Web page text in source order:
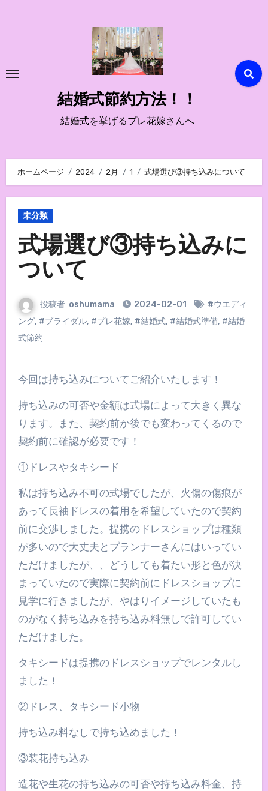
キ
結婚式節約方法！！
結婚式を挙げるプレ花嫁さんへ
ホームページ 2024 2月 1 式場選び③持ち込みについて
未分類
式場選び③持ち込みに
ついて
投稿者 oshumama 2024-02-01
#ウエディ
ング, #ブライダル, #プレ花嫁, #結婚式, #結婚式準備, #結婚
式節約
今回は持ち込みについてご紹介いたします！
持ち込みの可否や金額は式場によって大きく異な
ります。また、契約前か後でも変わってくるので
契約前に確認が必要です！
①ドレスやタキシード
私は持ち込み不可の式場でしたが、火傷の傷痕が
あって長袖ドレスの着用を希望していたので契約
前に交渉しました。提携のドレスショップは種類
が多いので大丈夫とプランナーさんにはいってい
ただけましたが、、どうしても着たい形と色が決
まっていたので実際に契約前にドレスショップに
見学に行きましたが、やはりイメージしていたも
のがなく持ち込みを持ち込み料無しで許可してい
ただけました。
タキシードは提携のドレスショップでレンタルし
ました！
②ドレス、タキシード小物
持ち込み料なしで持ち込めました！
③装花持ち込み
造花や生花の持ち込みの可否や持ち込み料金、持